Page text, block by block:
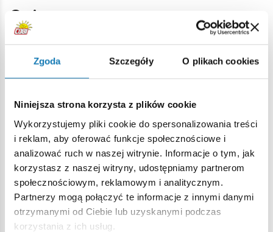
Zgoda Szczegóły O plikach cookies
Niniejsza strona korzysta z plików cookie
Wykorzystujemy pliki cookie do spersonalizowania treści
i reklam, aby oferować funkcje społecznościowe i
analizować ruch w naszej witrynie. Informacje o tym, jak
korzystasz z naszej witryny, udostępniamy partnerom
społecznościowym, reklamowym i analitycznym.
Partnerzy mogą połączyć te informacje z innymi danymi
otrzymanymi od Ciebie lub uzyskanymi podczas
korzystania z ich usług.
Opis
Ostrzeżenie
Nieodpowiednie dla dzieci w wieku poniżej 3 lat. Zawiera
małe części, które mogą zostać połknięte lub wchłonięte
(ryzyko zadławienia). Zalecamy zachowanie opakowania w
celach informacyjnych. Zachowuje się prawo do zmiany
kolorów i szczegółów technicznych.